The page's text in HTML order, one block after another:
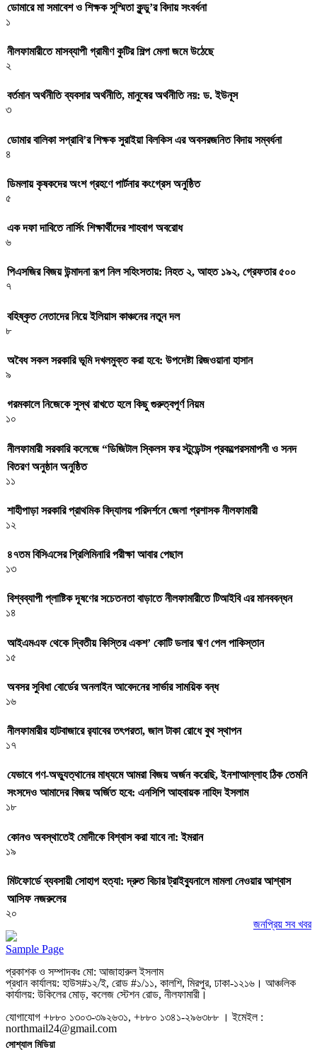
ডোমারে মা সমাবেশ ও শিক্ষক সুস্মিতা কুন্ডু’র বিদায় সংবর্ধনা
১
নীলফামারীতে মাসব্যাপী গ্রামীণ কুটির শিল্প মেলা জমে উঠেছে
২
বর্তমান অর্থনীতি ব্যবসার অর্থনীতি, মানুষের অর্থনীতি নয়: ড. ইউনূস
৩
ডোমার বালিকা সপ্রাবি’র শিক্ষক সুরাইয়া বিলকিস এর অবসরজনিত বিদায় সম্বর্ধনা
৪
ডিমলায় কৃষকদের অংশ গ্রহণে পার্টনার কংগ্রেস অনুষ্ঠিত
৫
এক দফা দাবিতে নার্সিং শিক্ষার্থীদের শাহবাগ অবরোধ
৬
পিএসজির বিজয় উন্মাদনা রূপ নিল সহিংসতায়: নিহত ২, আহত ১৯২, গ্রেফতার ৫০০
৭
বহিষ্কৃত নেতাদের নিয়ে ইলিয়াস কাঞ্চনের নতুন দল
৮
অবৈধ সকল সরকারি ভূমি দখলমুক্ত করা হবে: উপদেষ্টা রিজওয়ানা হাসান
৯
গরমকালে নিজেকে সুস্থ রাখতে হলে কিছু গুরুত্বপূর্ণ নিয়ম
১০
নীলফামারী সরকারি কলেজে “ডিজিটাল স্কিলস ফর স্টুডেন্টস প্রকল্পেরসমাপনী ও সনদ
বিতরণ অনুষ্ঠান অনুষ্ঠিত
১১
শাহীপাড়া সরকারি প্রাথমিক বিদ্যালয় পরিদর্শনে জেলা প্রশাসক নীলফামারী
১২
৪৭তম বিসিএসের প্রিলিমিনারি পরীক্ষা আবার পেছাল
১৩
বিশ্বব্যাপী প্লাষ্টিক দূষণের সচেতনতা বাড়াতে নীলফামারীতে টিআইবি এর মানববন্ধন
১৪
আইএমএফ থেকে দ্বিতীয় কিস্তির একশ’ কোটি ডলার ঋণ পেল পাকিস্তান
১৫
অবসর সুবিধা বোর্ডের অনলাইন আবেদনের সার্ভার সাময়িক বন্ধ
১৬
নীলফামারীর হাটবাজারে র‌্যাবের তৎপরতা, জাল টাকা রোধে বুথ স্থাপন
১৭
যেভাবে গণ-অভ্যুত্থানের মাধ্যমে আমরা বিজয় অর্জন করেছি, ইনশাআল্লাহ ঠিক তেমনি
সংসদেও আমাদের বিজয় অর্জিত হবে: এনসিপি আহবায়ক নাহিদ ইসলাম
১৮
কোনও অবস্থাতেই মোদীকে বিশ্বাস করা যাবে না: ইমরান
১৯
মিটফোর্ডে ব্যবসায়ী সোহাগ হত্যা: দ্রুত বিচার ট্রাইব্যুনালে মামলা নেওয়ার আশ্বাস
আসিফ নজরুলের
২০
জনপ্রিয় সব খবর
Sample Page
প্রকাশক ও সম্পাদকঃ মো: আজাহারুল ইসলাম
প্রধান কার্যালয়: হাউস#১২/ই, রোড #১/১১, কালশি, মিরপুর, ঢাকা-১২১৬। আঞ্চলিক
কার্যালয়: উকিলের মোড়, কলেজ স্টেশন রোড, নীলফামারী।
যোগাযোগ +৮৮০ ১৩০৩-৩৯২৬৩১, +৮৮০ ১৩৪১-২৯৬৩৮৮ । ইমেইল :
northmail24@gmail.com
সোশ্যাল মিডিয়া